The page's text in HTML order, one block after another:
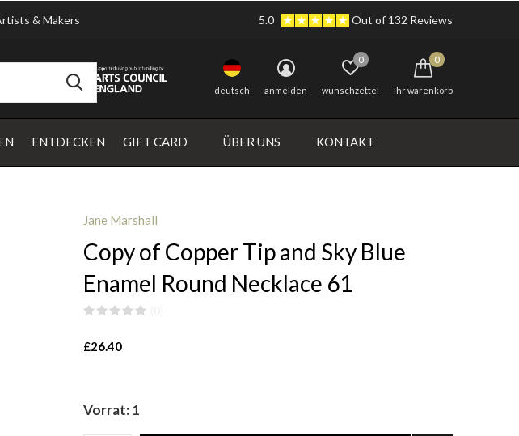
ENTDECKEN GIFT CARD ÜBER UNS KONTAKT
deutsch anmelden wunschzettel
0
ihr warenkorb
0
& Makers 5.0 Out of 132 Reviews
Jane Marshall
Copy of Copper Tip and Sky Blue
Enamel Round Necklace 61
£26.40
Vorrat: 1